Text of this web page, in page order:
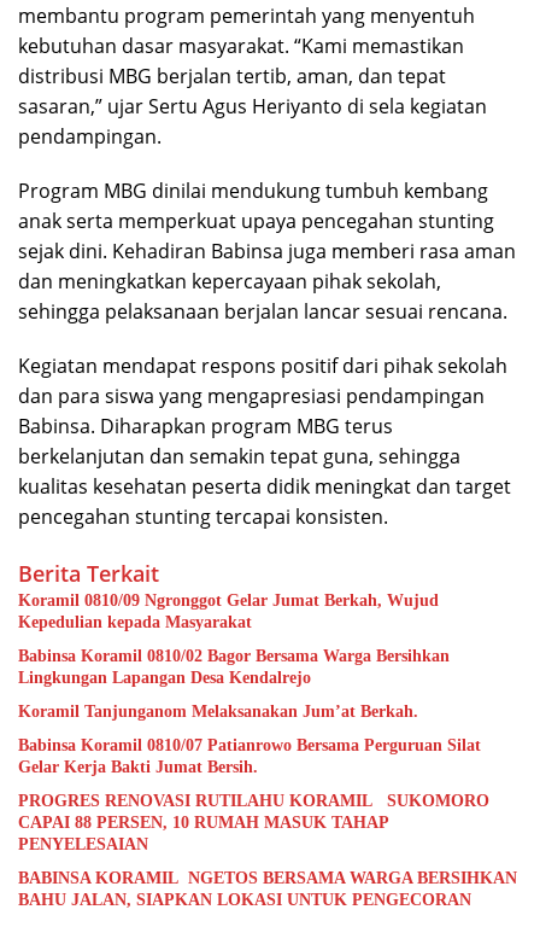
membantu program pemerintah yang menyentuh
kebutuhan dasar masyarakat. “Kami memastikan
distribusi MBG berjalan tertib, aman, dan tepat
sasaran,” ujar Sertu Agus Heriyanto di sela kegiatan
pendampingan.
Program MBG dinilai mendukung tumbuh kembang
anak serta memperkuat upaya pencegahan stunting
sejak dini. Kehadiran Babinsa juga memberi rasa aman
dan meningkatkan kepercayaan pihak sekolah,
sehingga pelaksanaan berjalan lancar sesuai rencana.
Kegiatan mendapat respons positif dari pihak sekolah
dan para siswa yang mengapresiasi pendampingan
Babinsa. Diharapkan program MBG terus
berkelanjutan dan semakin tepat guna, sehingga
kualitas kesehatan peserta didik meningkat dan target
pencegahan stunting tercapai konsisten.
Berita Terkait
Koramil 0810/09 Ngronggot Gelar Jumat Berkah, Wujud
Kepedulian kepada Masyarakat
Babinsa Koramil 0810/02 Bagor Bersama Warga Bersihkan
Lingkungan Lapangan Desa Kendalrejo
Koramil Tanjunganom Melaksanakan Jum’at Berkah.
Babinsa Koramil 0810/07 Patianrowo Bersama Perguruan Silat
Gelar Kerja Bakti Jumat Bersih.
PROGRES RENOVASI RUTILAHU KORAMIL SUKOMORO
CAPAI 88 PERSEN, 10 RUMAH MASUK TAHAP
PENYELESAIAN
BABINSA KORAMIL NGETOS BERSAMA WARGA BERSIHKAN
BAHU JALAN, SIAPKAN LOKASI UNTUK PENGECORAN